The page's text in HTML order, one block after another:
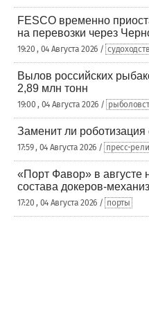
FESCO временно
на перевозки через
19:20 , 04 Августа 2026 /
Вылов российских
2,89 млн тонн
19:00 , 04 Августа 2026 /
Заменит ли
17:59 , 04 Августа 2026 / пресс-
«Порт Фавор» в августе
состава докеров-
17:20 , 04 Августа 2026 / порты